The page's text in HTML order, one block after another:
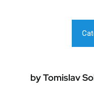
by Tomislav